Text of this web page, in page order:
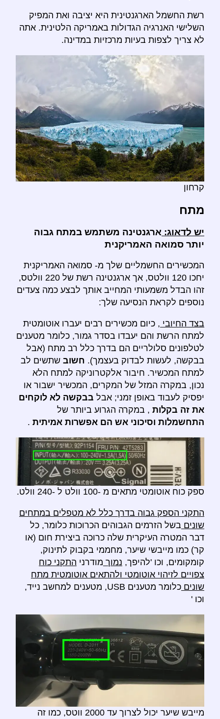
רשת החשמל הארגנטינית היא יציבה ואת המפיק
השלישי האנרגיה הגדולות באמריקה הלטינית. אתה
לא צריך לצפות בעיות מרכזיות במדינה.
קרחון
מתח
יש לדאוג: ארגנטינה משתמש במתח גבוה
יותר סמואה האמריקנית
המכשירים החשמליים שלך מ- סמואה האמריקנית
יחכו 120 וולטס, אך ארגנטינה רשת של 220 וולטס,
זהו הבדל משמעותי המחייב אותך לבצע כמה צעדים
נוספים לקראת הנסיעה שלך:
בצד החיובי , כיום מכשירים רבים יעברו אוטומטית
למתח הרשת והם יעבדו בסדר גמור, כלומר מטענים
לטלפונים סלולריים הם בדרך כלל רב מתח (אבל
בבקשה, לעשות לבדוק בעצמך). חשוב שתשים לב
למתח המכשיר. חיבור אלקטרוניקה למתח הלא
נכון, במקרה המזל של המקרים, המכשיר ישבור או
יפסיק לעבוד באופן זמני; אבל בבקשה לא לוקחים
את זה בקלות , במקרה הגרוע ביותר של
התחשמלות וסיכוני אש הם אפשרות אמיתית .
ספק כוח אוטומטי מתאים מ -100 וולט ל -240 וולט.
התקני הספק גבוה בדרך כלל לא מטפלים במתחים
שונים בשל הזרמים הגבוהים הכרוכות כלומר, כל
דבר המטרה העיקרית שלה כרוכה ביצירת חום (או
קר) כמו מייבשי שיער, מחממי בקבוק לתינוק,
קומקומים, וכו 'להיפך, נמוך מודרני התקני כוח
צפויים לזיהוי אוטומטי ולהתאים אוטומטית מתח
שונים
כלומר מטענים USB, מטענים למחשב נייד,
וכו '
מייבש שיער יכול לצרוך עד 2000 ווטס, כמו זה